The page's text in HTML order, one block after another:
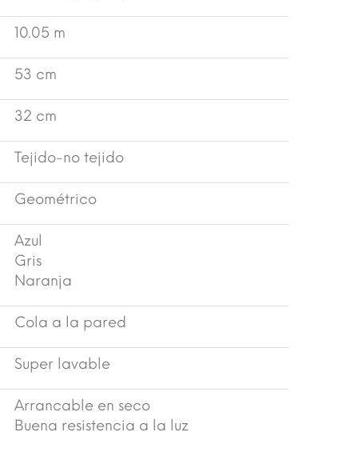
10.05 m
53 cm
32 cm
Tejido-no tejido
Geométrico
Azul
Gris
Naranja
Cola a la pared
Super lavable
Arrancable en seco
Buena resistencia a la luz